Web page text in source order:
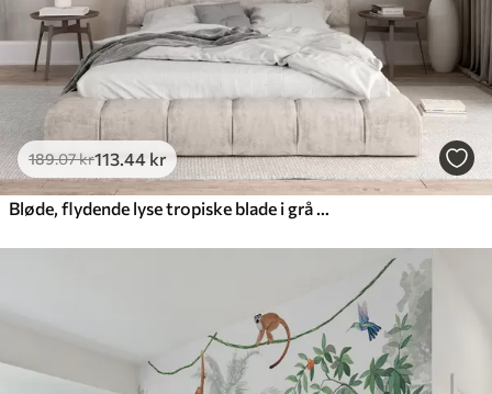
189.07kr113.44 kr
Bløde, flydende lyse tropiske blade i grå og ferskenfarvede nuancer, der blander sig i et blegt, neutralt print